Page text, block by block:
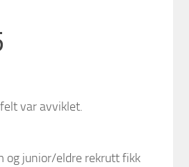
var avviklet.
og junior/eldre rekrutt fikk